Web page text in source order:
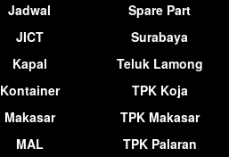
Jadwal
JICT
Kapal
Kontainer
Makasar
MAL
Spare Part
Surabaya
Teluk Lamong
TPK Koja
TPK Makasar
TPK Palaran